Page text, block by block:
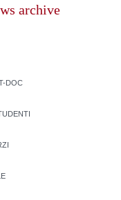
archive
DOC